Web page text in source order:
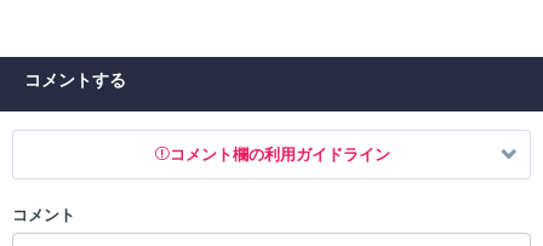
コメントする
コメント欄の利用ガイドライン
以下の書き込みを禁止とし、場合によってはコメント削除や書き込み制
コメント